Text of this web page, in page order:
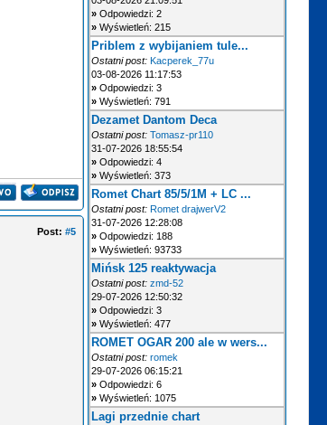
Post:#5
»Odpowiedzi: 2
»Wyświetleń: 215
Priblem z wybijaniem tule...
Ostatni post: Kacperek_77u
03-08-2026 11:17:53
»Odpowiedzi: 3
»Wyświetleń: 791
Dezamet Dantom Deca
Ostatni post: Tomasz-pr110
31-07-2026 18:55:54
»Odpowiedzi: 4
»Wyświetleń: 373
Romet Chart 85/5/1M + LC ...
Ostatni post: Romet drajwerV2
31-07-2026 12:28:08
»Odpowiedzi: 188
»Wyświetleń: 93733
Mińsk 125 reaktywacja
Ostatni post: zmd-52
29-07-2026 12:50:32
»Odpowiedzi: 3
»Wyświetleń: 477
ROMET OGAR 200 ale w wers...
Ostatni post: romek
29-07-2026 06:15:21
»Odpowiedzi: 6
»Wyświetleń: 1075
Lagi przednie chart